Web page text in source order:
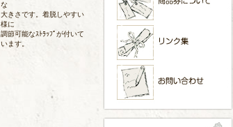
な
大きさです。着脱しやすい
様に
調節可能なｽﾄﾗｯﾌﾟが付いて
います。